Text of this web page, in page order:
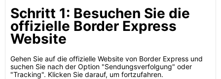
Schritt 1: Besuchen Sie die
offizielle Border Express
Website
Gehen Sie auf die offizielle Website von Border Express und
suchen Sie nach der Option "Sendungsverfolgung" oder
"Tracking". Klicken Sie darauf, um fortzufahren.